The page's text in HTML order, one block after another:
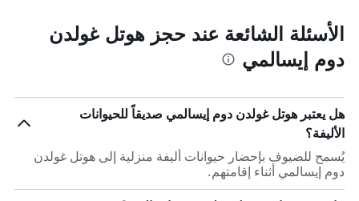
الأسئلة الشائعة عند حجز هوتل غولدن
دوم إيسالمي
هل يعتبر هوتل غولدن دوم إيسالمي صديقاً للحيوانات
الأليفة؟
يُسمح للضيوف بإحضار حيوانات أليفة منزلية إلى هوتل غولدن
دوم إيسالمي أثناء إقامتهم.